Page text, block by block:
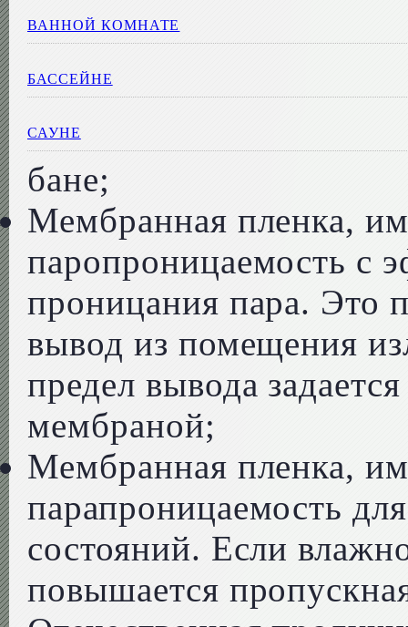
ВАННОЙ КОМНАТЕ
БАССЕЙНЕ
САУНЕ
бане;
Мембранная пленка,
паропроницаемость с
проницания пара. Это
вывод из помещения
предел вывода
мембраной;
Мембранная пленка,
парапроницаемость
состояний. Если
повышается